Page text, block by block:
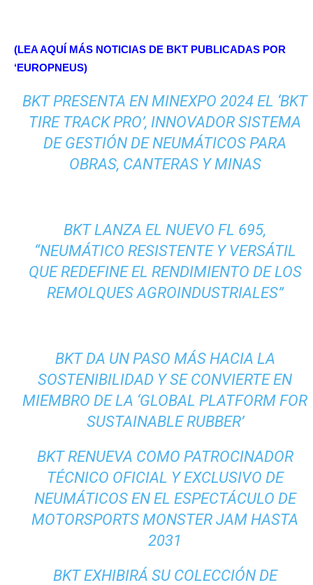
(LEA AQUÍ MÁS NOTICIAS DE BKT PUBLICADAS POR
‘EUROPNEUS)
BKT PRESENTA EN MINEXPO 2024 EL ‘BKT
TIRE TRACK PRO’, INNOVADOR SISTEMA
DE GESTIÓN DE NEUMÁTICOS PARA
OBRAS, CANTERAS Y MINAS
BKT LANZA EL NUEVO FL 695,
“NEUMÁTICO RESISTENTE Y VERSÁTIL
QUE REDEFINE EL RENDIMIENTO DE LOS
REMOLQUES AGROINDUSTRIALES”
BKT DA UN PASO MÁS HACIA LA
SOSTENIBILIDAD Y SE CONVIERTE EN
MIEMBRO DE LA ‘GLOBAL PLATFORM FOR
SUSTAINABLE RUBBER’
BKT RENUEVA COMO PATROCINADOR
TÉCNICO OFICIAL Y EXCLUSIVO DE
NEUMÁTICOS EN EL ESPECTÁCULO DE
MOTORSPORTS MONSTER JAM HASTA
2031
BKT EXHIBIRÁ SU COLECCIÓN DE